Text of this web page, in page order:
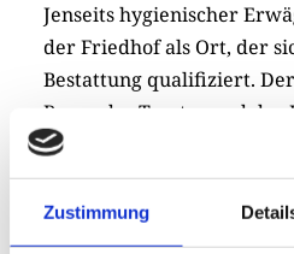
Zustimmung
Jenseits hygienischer
der Friedhof als Ort, der
Bestattung qualifiziert.
Raum des Trostes und der
Angehörige
pflegen, dann ist das mehr
Erinnerungspflege, es ist
gelebten Lebens. Zudem